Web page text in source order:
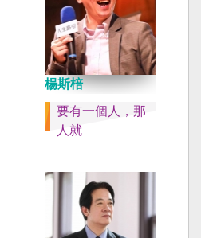
楊斯棓
要有一個人，那
人就